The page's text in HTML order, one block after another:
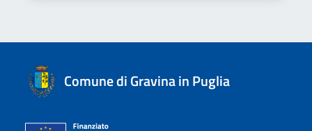
Comune di Gravina in Puglia